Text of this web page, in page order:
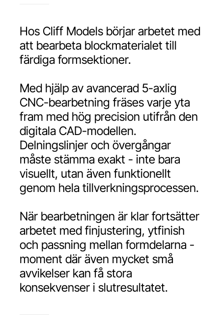
Hos Cliff Models börjar arbetet med
att bearbeta blockmaterialet till
färdiga formsektioner.
Med hjälp av avancerad 5-axlig
CNC-bearbetning fräses varje yta
fram med hög precision utifrån den
digitala CAD-modellen.
Delningslinjer och övergångar
måste stämma exakt - inte bara
visuellt, utan även funktionellt
genom hela tillverkningsprocessen.
När bearbetningen är klar fortsätter
arbetet med finjustering, ytfinish
och passning mellan formdelarna -
moment där även mycket små
avvikelser kan få stora
konsekvenser i slutresultatet.